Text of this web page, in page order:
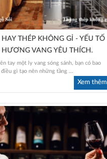
HAY THÉP KHÔNG GỈ - YẾU TỐ
VANG YÊU THÍCH.
tay một ly vang sóng sánh, bạn có bao
gì tạo nên những tầng ...
Xem thêm